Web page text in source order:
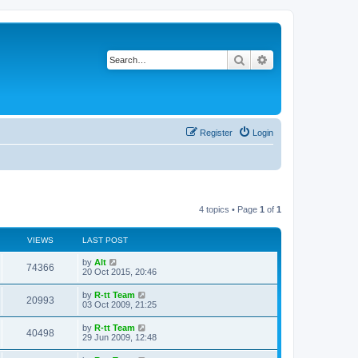
Search
Login
Register
4 topics • Page 1 of 1
VIEWS LAST POST
74366V
i
w
s
L
a
t
p
o
s
t
by Alt
20 Oct 2015, 20:46
20993V
i
L
a
t
p
o
s
by R-tt Team
03 Oct 2009, 21:25
40498V
i
L
a
t
by R-tt Team
29 Jun 2009, 12:48